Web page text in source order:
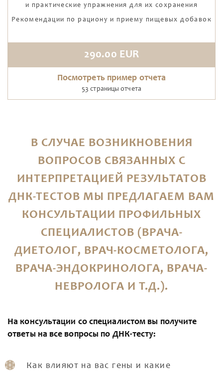
и практические упражнения для их сохранения
Рекомендации по рациону и приему пищевых добавок
290.00 EUR
Посмотреть пример отчета
53 страницы отчета
В СЛУЧАЕ ВОЗНИКНОВЕНИЯ
ВОПРОСОВ СВЯЗАННЫХ С
ИНТЕРПРЕТАЦИЕЙ РЕЗУЛЬТАТОВ
ДНК-ТЕСТОВ МЫ ПРЕДЛАГАЕМ ВАМ
КОНСУЛЬТАЦИИ ПРОФИЛЬНЫХ
СПЕЦИАЛИСТОВ (ВРАЧА-
ДИЕТОЛОГ, ВРАЧ-КОСМЕТОЛОГА,
ВРАЧА-ЭНДОКРИНОЛОГА, ВРАЧА-
НЕВРОЛОГА И Т.Д.).
На консультации со специалистом вы получите
ответы на все вопросы по ДНК-тесту:
Как влияют на вас гены и какие